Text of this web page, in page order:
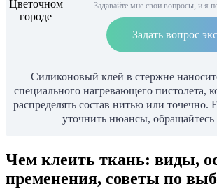
Задавайте мне свои вопросы, и я
Задать вопрос
Силиконовый клей в стержне
специального нагревающего пистолета,
распределять состав нитью или точечно.
уточнить нюансы, обращайтесь
Чем клеить ткань: виды,
пременения, советы по